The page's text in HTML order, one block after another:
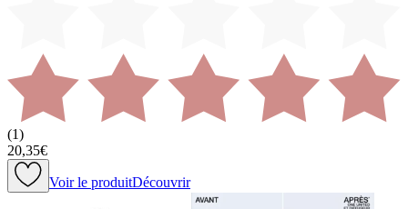
(1)
20,35€
Voir le produitDécouvrir